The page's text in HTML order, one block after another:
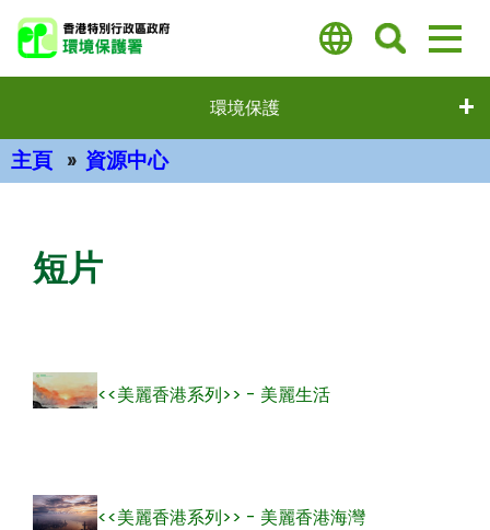
內
環境保護
主頁 資源中心
短片
<<美麗香港系列>> - 美麗生活
<<美麗香港系列>> - 美麗香港海灣